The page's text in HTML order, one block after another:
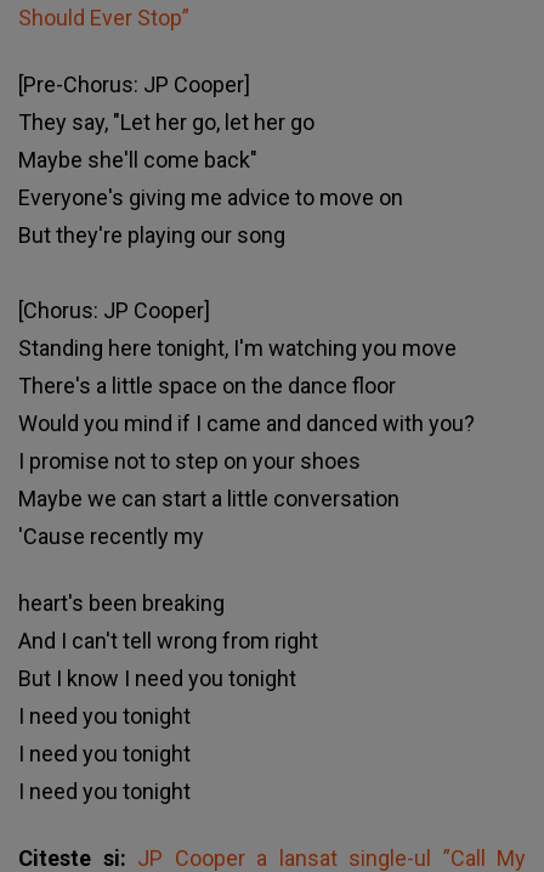
Should Ever Stop”
[Pre-Chorus: JP Cooper]
They say, "Let her go, let her go
Maybe she'll come back"
Everyone's giving me advice to move on
But they're playing our song
[Chorus: JP Cooper]
Standing here tonight, I'm watching you move
There's a little space on the dance floor
Would you mind if I came and danced with you?
I promise not to step on your shoes
Maybe we can start a little conversation
'Cause recently my
heart's been breaking
And I can't tell wrong from right
But I know I need you tonight
I need you tonight
I need you tonight
I need you tonight
Citeste si: JP Cooper a lansat single-ul ”Call My